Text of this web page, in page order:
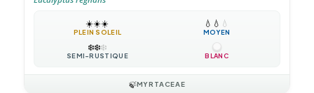
☀️☀️☀️
PLEIN SOLEIL
💧 💧 💧
MOYEN
❄️❄️❄️
SEMI-RUSTIQUE BLANC
🍃MYRTACEAE